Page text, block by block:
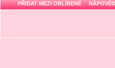
PŘIDAT MEZI OBLÍBENÉ